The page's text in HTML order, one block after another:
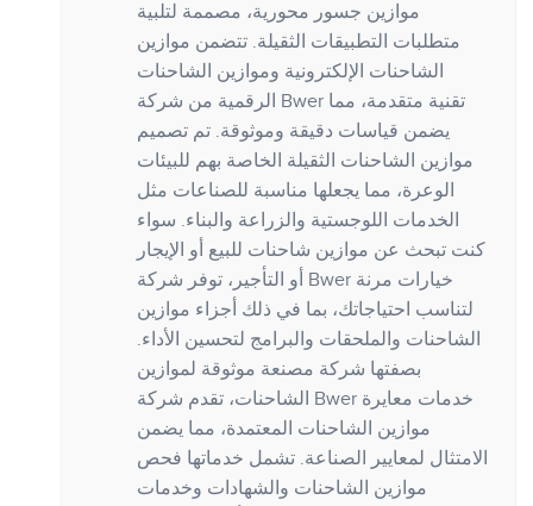
موازين جسور محورية، مصممة لتلبية
متطلبات التطبيقات الثقيلة. تتضمن موازين
الشاحنات الإلكترونية وموازين الشاحنات
الرقمية من شركة Bwer تقنية متقدمة، مما
يضمن قياسات دقيقة وموثوقة. تم تصميم
موازين الشاحنات الثقيلة الخاصة بهم للبيئات
الوعرة، مما يجعلها مناسبة للصناعات مثل
الخدمات اللوجستية والزراعة والبناء. سواء
كنت تبحث عن موازين شاحنات للبيع أو الإيجار
أو التأجير، توفر شركة Bwer خيارات مرنة
لتناسب احتياجاتك، بما في ذلك أجزاء موازين
الشاحنات والملحقات والبرامج لتحسين الأداء.
بصفتها شركة مصنعة موثوقة لموازين
الشاحنات، تقدم شركة Bwer خدمات معايرة
موازين الشاحنات المعتمدة، مما يضمن
الامتثال لمعايير الصناعة. تشمل خدماتها فحص
موازين الشاحنات والشهادات وخدمات